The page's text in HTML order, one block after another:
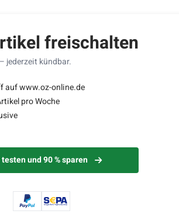
freischalten
jederzeit kündbar.
auf www.oz-online.de
pro Woche
und 90 % sparen